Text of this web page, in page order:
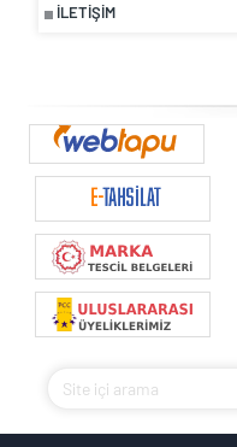
İLETIŞIM